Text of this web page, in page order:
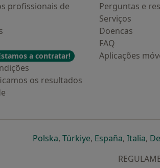
profissionais de
a contratar!
os resultados
Perguntas e
Serviços
Doencas
FAQ
Aplicações
Polskaabre num novo separador
, Türkiyeabre num novo
, Españaabre
, Italia,